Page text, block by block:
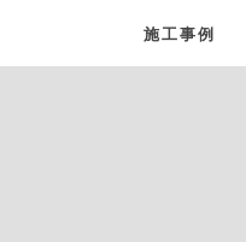
施工事例